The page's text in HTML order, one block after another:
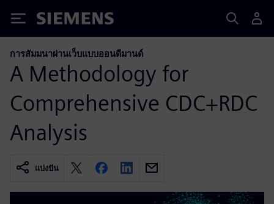
Siemens
การสัมมนาผ่านเว็บแบบออนดีมานด์
A Methodology for
Comprehensive CDC+RDC
Analysis
แบ่งปัน